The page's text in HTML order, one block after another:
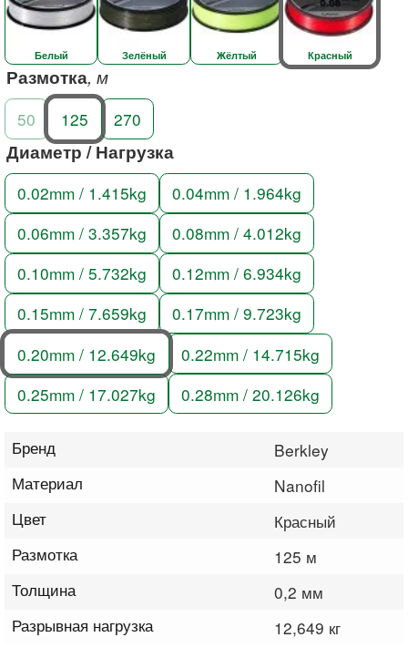
Белый Зелёный Жёлтый Красный
Размотка, м
50 125 270
Диаметр / Нагрузка
0.02mm / 1.415kg
0.04mm / 1.964kg
0.06mm / 3.357kg
0.08mm / 4.012kg
0.10mm / 5.732kg
0.12mm / 6.934kg
0.15mm / 7.659kg
0.17mm / 9.723kg
0.20mm / 12.649kg
0.22mm / 14.715kg
0.25mm / 17.027kg
0.28mm / 20.126kg
Бренд
Berkley
Материал
Nanofil
Цвет
Красный
Размотка
125 м
Толщина
0,2 мм
Разрывная нагрузка
12,649 кг